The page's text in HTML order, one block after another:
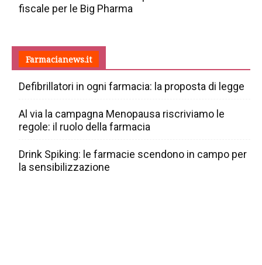
fiscale per le Big Pharma
Farmacianews.it
Defibrillatori in ogni farmacia: la proposta di legge
Al via la campagna Menopausa riscriviamo le
regole: il ruolo della farmacia
Drink Spiking: le farmacie scendono in campo per
la sensibilizzazione